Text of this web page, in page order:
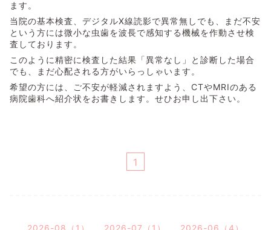
ます。
当院の基本検査、デジタルX線読影で異常無しでも、まだ不安
という方には微小な虫歯を波長で感知する機械を作動させ検
査しております。
このように精密に検査した結果「異常なし」と診断した場合
でも、まだ心配される方がいらっしゃいます。
希望の方には、ご不安が軽減されますよう、CTやMRIのある
病院歯科へ紹介状をお書きします。せひお申し出下さい。
1
2026-08（1） 2026-07（1）
2026-06（4）